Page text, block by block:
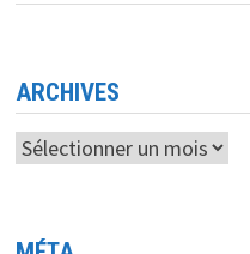
ARCHIVES
Archives